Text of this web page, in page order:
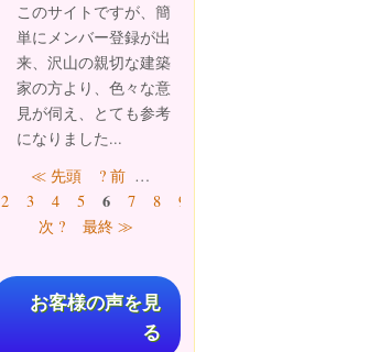
このサイトですが、簡
単にメンバー登録が出
来、沢山の親切な建築
家の方より、色々な意
見が伺え、とても参考
になりました...
ページ≪ 先頭 ? 前 …
2
3 4 5 6 7 8 9
次 ?
最終 ≫
お客様の声を見
る